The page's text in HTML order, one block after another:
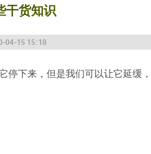
干货知识
04-15 15:18
停下来，但是我们可以让它延缓，